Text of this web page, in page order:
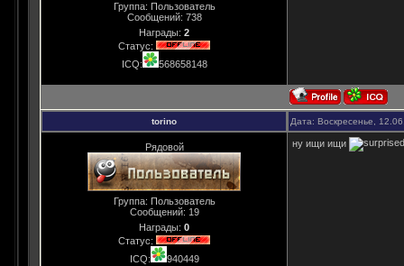
Группа: Пользователь
Сообщений: 738
Награды: 2
Статус:
ICQ:
568658148
torino Дата: Воскресенье,
Рядовой
Группа: Пользователь
Сообщений: 19
Награды: 0
Статус:
ICQ:
940449
ну ищи ищи